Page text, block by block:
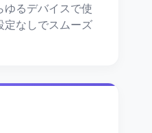
ゆるデバイスで使
定なしでスムーズ